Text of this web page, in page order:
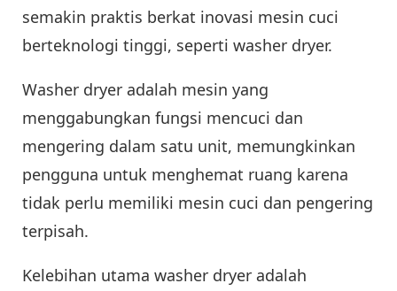
semakin praktis berkat inovasi mesin cuci
berteknologi tinggi, seperti washer dryer.
Washer dryer adalah mesin yang
menggabungkan fungsi mencuci dan
mengering dalam satu unit, memungkinkan
pengguna untuk menghemat ruang karena
tidak perlu memiliki mesin cuci dan pengering
terpisah.
Kelebihan utama washer dryer adalah